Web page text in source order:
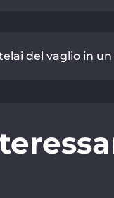
del vaglio in